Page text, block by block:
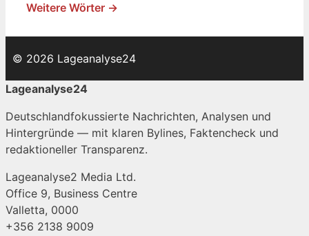
Weitere Wörter →
© 2026 Lageanalyse24
Lageanalyse24
Deutschlandfokussierte Nachrichten, Analysen und
Hintergründe — mit klaren Bylines, Faktencheck und
redaktioneller Transparenz.
Lageanalyse2 Media Ltd.
Office 9, Business Centre
Valletta, 0000
+356 2138 9009